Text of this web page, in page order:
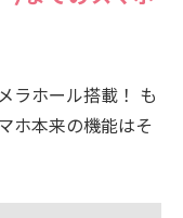
ラホール搭載！ も
ホ本来の機能はそ